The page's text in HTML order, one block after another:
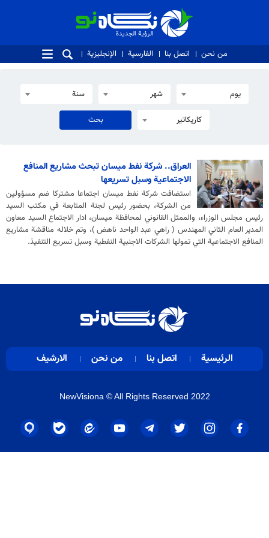
الرؤية الجديدة
الرؤية الجديدة
من نحن اتصل بنا الفارسية الإنجليزية
يوم شهر سنة
كاريكاتير
العراق.. شركة نفط ميسان تبحث مشاريع المنافع
الاجتماعية وسبل تسريعها
استضافت شركة نفط ميسان اجتماعا مشتركا ضم مسؤولين
من الشركة، بحضور رئيس لجنة المتابعة في مكتب السيد
رئيس مجلس الوزراء، والممثل القانوني لمحافظة ميسان، ادار الاجتماع السيد معاون
المدير العام الثاني المهندس ( راهي عبد الواحد ناهض )، وتم خلاله مناقشة مشاريع
المنافع الاجتماعية التي تمولها الشركات الاجنبية النفطية وسبل تسريع التنفيذ.
الرئيسية اتصل بنا من نحن الارشيف
NewVisiona © All Rights Reserved 2022